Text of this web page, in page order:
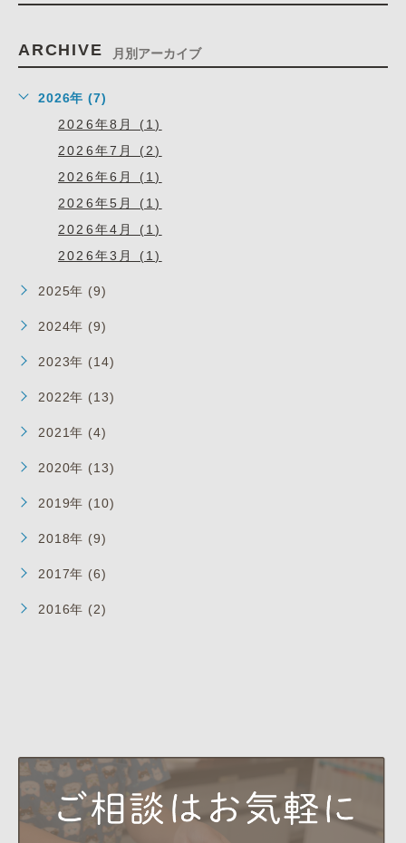
ARCHIVE 月別アーカイブ
2026年 (7)
2026年8月 (1)
2026年7月 (2)
2026年6月 (1)
2026年5月 (1)
2026年4月 (1)
2026年3月 (1)
2025年 (9)
2024年 (9)
2023年 (14)
2022年 (13)
2021年 (4)
2020年 (13)
2019年 (10)
2018年 (9)
2017年 (6)
2016年 (2)